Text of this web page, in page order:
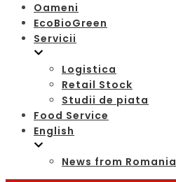
Oameni
EcoBioGreen
Servicii
Logistica
Retail Stock
Studii de piata
Food Service
English
News from Romania